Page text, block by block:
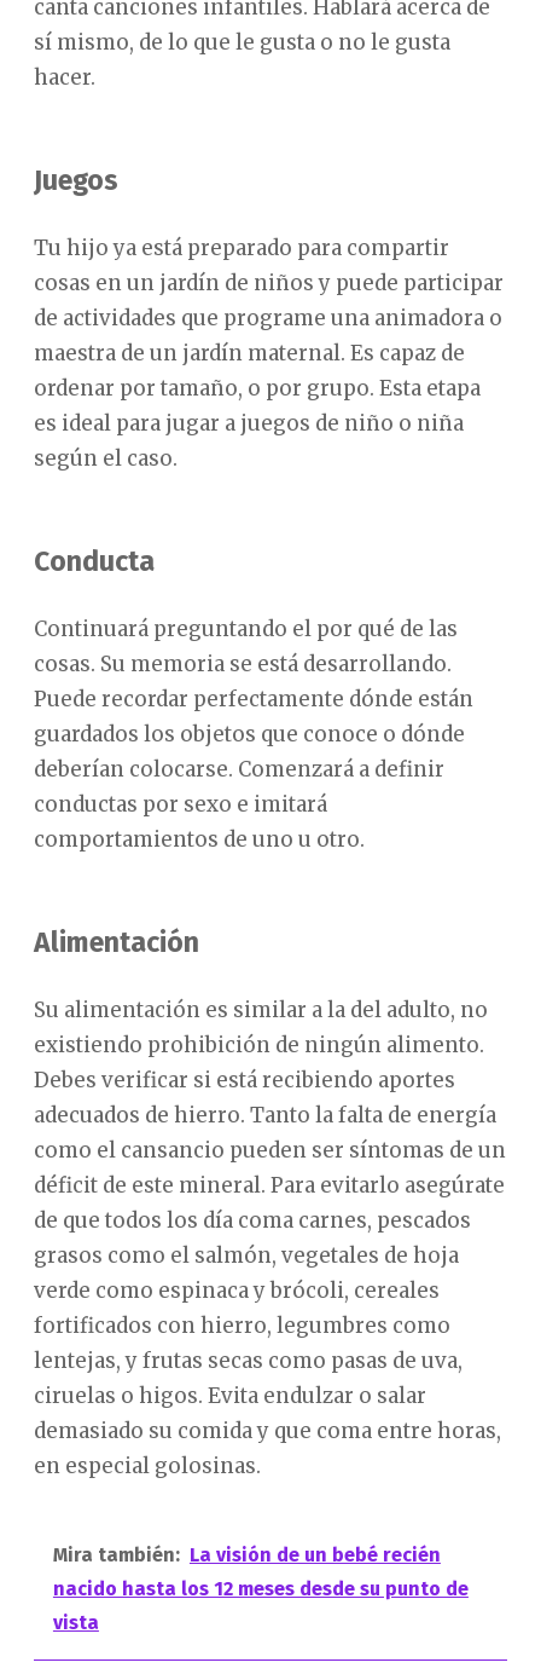
canta canciones infantiles. Hablará acerca de
sí mismo, de lo que le gusta o no le gusta
hacer.
Juegos
Tu hijo ya está preparado para compartir
cosas en un jardín de niños y puede participar
de actividades que programe una animadora o
maestra de un jardín maternal. Es capaz de
ordenar por tamaño, o por grupo. Esta etapa
es ideal para jugar a juegos de niño o niña
según el caso.
Conducta
Continuará preguntando el por qué de las
cosas. Su memoria se está desarrollando.
Puede recordar perfectamente dónde están
guardados los objetos que conoce o dónde
deberían colocarse. Comenzará a definir
conductas por sexo e imitará
comportamientos de uno u otro.
Alimentación
Su alimentación es similar a la del adulto, no
existiendo prohibición de ningún alimento.
Debes verificar si está recibiendo aportes
adecuados de hierro. Tanto la falta de energía
como el cansancio pueden ser síntomas de un
déficit de este mineral. Para evitarlo asegúrate
de que todos los día coma carnes, pescados
grasos como el salmón, vegetales de hoja
verde como espinaca y brócoli, cereales
fortificados con hierro, legumbres como
lentejas, y frutas secas como pasas de uva,
ciruelas o higos. Evita endulzar o salar
demasiado su comida y que coma entre horas,
en especial golosinas.
Mira también: La visión de un bebé recién
nacido hasta los 12 meses desde su punto de
vista